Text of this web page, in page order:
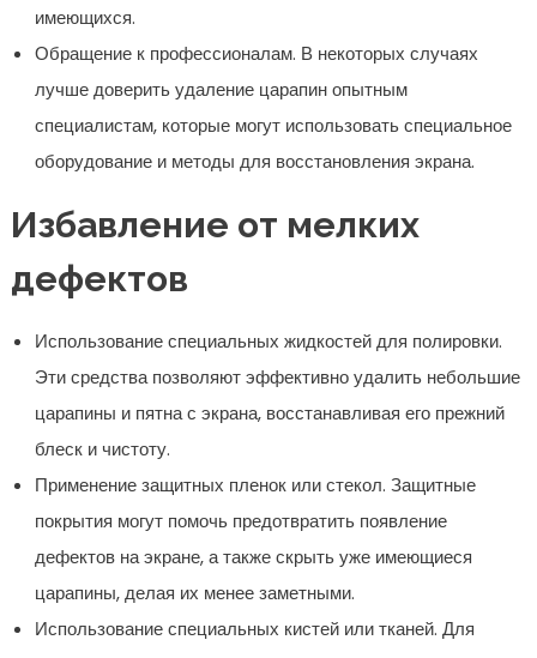
имеющихся.
Обращение к профессионалам. В некоторых случаях
лучше доверить удаление царапин опытным
специалистам, которые могут использовать специальное
оборудование и методы для восстановления экрана.
Избавление от мелких
дефектов
Использование специальных жидкостей для полировки.
Эти средства позволяют эффективно удалить небольшие
царапины и пятна с экрана, восстанавливая его прежний
блеск и чистоту.
Применение защитных пленок или стекол. Защитные
покрытия могут помочь предотвратить появление
дефектов на экране, а также скрыть уже имеющиеся
царапины, делая их менее заметными.
Использование специальных кистей или тканей. Для